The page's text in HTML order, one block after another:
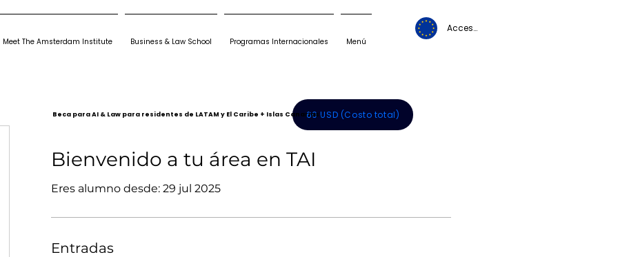
Meet The Amsterdam Institute Business & Law School Programas Internacionales Menú
Acceso Alumnos
Bienvenido a tu área en TAI
Eres alumno desde: 29 jul 2025
Entradas
60 USD (Costo total)
Beca para AI & Law para residentes de LATAM y El Caribe + Islas Canarias.